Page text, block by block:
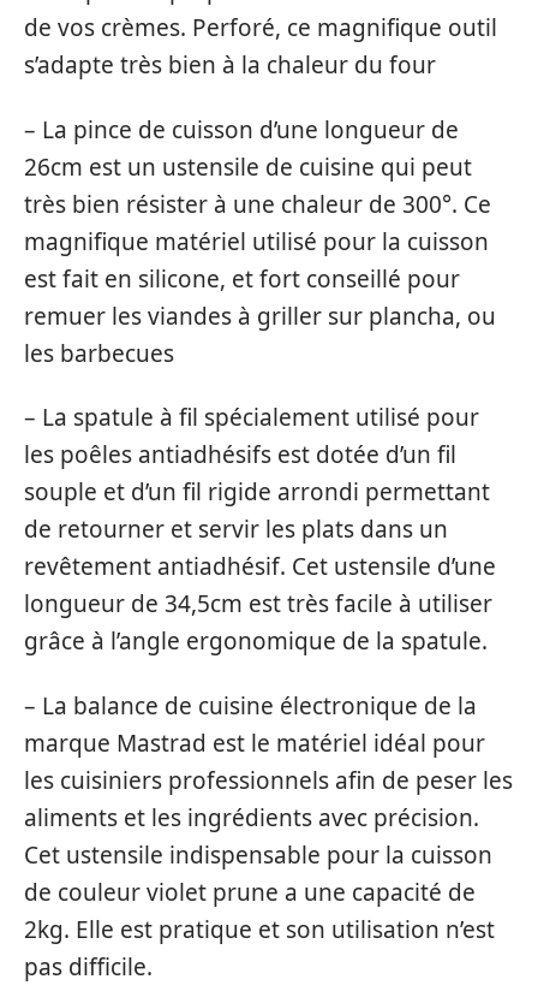
de vos crèmes. Perforé, ce magnifique outil
s’adapte très bien à la chaleur du four
– La pince de cuisson d’une longueur de
26cm est un ustensile de cuisine qui peut
très bien résister à une chaleur de 300°. Ce
magnifique matériel utilisé pour la cuisson
est fait en silicone, et fort conseillé pour
remuer les viandes à griller sur plancha, ou
les barbecues
– La spatule à fil spécialement utilisé pour
les poêles antiadhésifs est dotée d’un fil
souple et d’un fil rigide arrondi permettant
de retourner et servir les plats dans un
revêtement antiadhésif. Cet ustensile d’une
longueur de 34,5cm est très facile à utiliser
grâce à l’angle ergonomique de la spatule.
– La balance de cuisine électronique de la
marque Mastrad est le matériel idéal pour
les cuisiniers professionnels afin de peser les
aliments et les ingrédients avec précision.
Cet ustensile indispensable pour la cuisson
de couleur violet prune a une capacité de
2kg. Elle est pratique et son utilisation n’est
pas difficile.